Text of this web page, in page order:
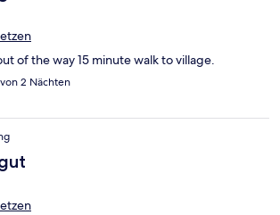
of the way 15 minute walk to village.
2 Nächten